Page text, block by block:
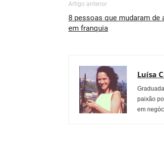
Artigo anterior
8 pessoas que mudaram de
em franquia
Luísa
paixão
em